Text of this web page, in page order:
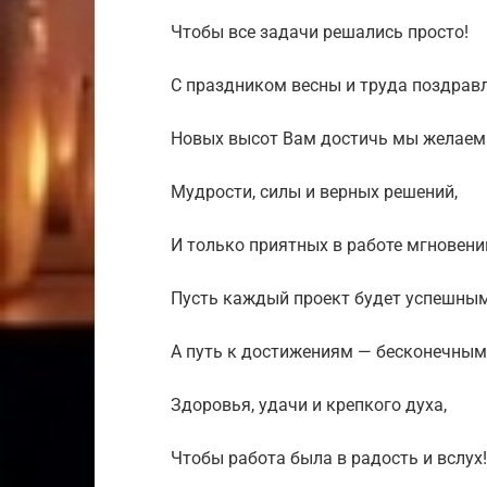
Чтобы все задачи решались просто!
С праздником весны и труда
Новых высот Вам достичь мы
Мудрости, силы и верных решений,
И только приятных в работе
Пусть каждый проект будет
А путь к достижениям —
Здоровья, удачи и крепкого духа,
Чтобы работа была в радость и вслух!